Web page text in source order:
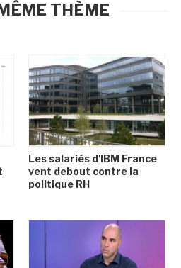
THÈME
Les salariés d'IBM France
vent debout contre la
politique RH